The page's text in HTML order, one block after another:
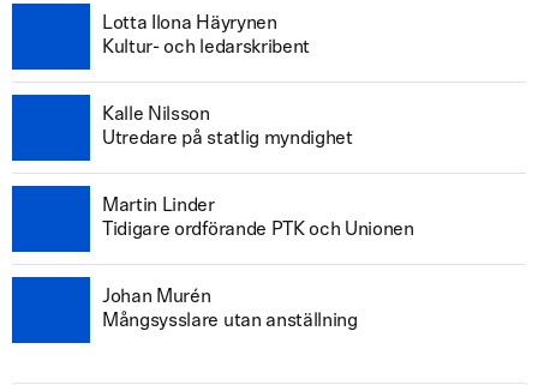
Lotta Ilona Häyrynen
Kultur- och ledarskribent
Kalle Nilsson
Utredare på statlig myndighet
Martin Linder
Tidigare ordförande PTK och Unionen
Johan Murén
Mångsysslare utan anställning